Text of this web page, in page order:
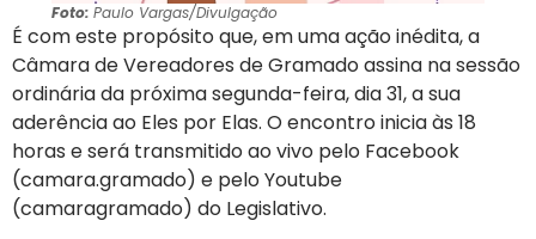
Foto: Paulo Vargas/Divulgação
É com este propósito que, em uma ação inédita, a
Câmara de Vereadores de Gramado assina na sessão
ordinária da próxima segunda-feira, dia 31, a sua
aderência ao Eles por Elas. O encontro inicia às 18
horas e será transmitido ao vivo pelo Facebook
(camara.gramado) e pelo Youtube
(camaragramado) do Legislativo.